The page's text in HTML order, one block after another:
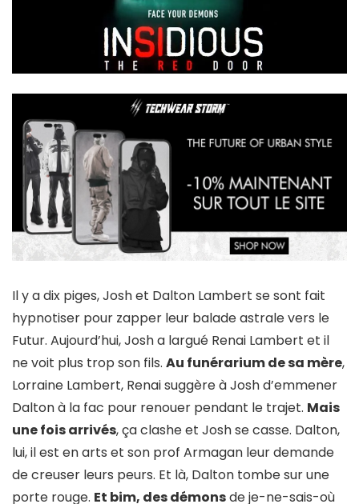
Il y a dix piges, Josh et Dalton Lambert se sont fait
hypnotiser pour zapper leur balade astrale vers le
Futur. Aujourd’hui, Josh a largué Renai Lambert et il
ne voit plus trop son fils. Au funérarium de sa mère,
Lorraine Lambert, Renai suggère à Josh d’emmener
Dalton à la fac pour renouer pendant le trajet. Mais
une fois arrivés, ça clashe et Josh se casse. Dalton,
lui, il est en arts et son prof Armagan leur demande
de creuser leurs peurs. Et là, Dalton tombe sur une
porte rouge. Et bim, des démonsde je-ne-sais-où